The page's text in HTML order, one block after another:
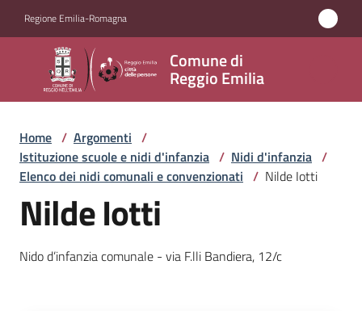
Regione Emilia-Romagna
Comune di
Reggio Emilia
Comune
di
Reggio
Amministrazione
Home / Argomenti /
Istituzione scuole e nidi d'infanzia / Nidi d'infanzia /
Elenco dei nidi comunali e convenzionati / Nilde Iotti
Nilde Iotti
Nido d’infanzia comunale - via F.lli Bandiera, 12/c